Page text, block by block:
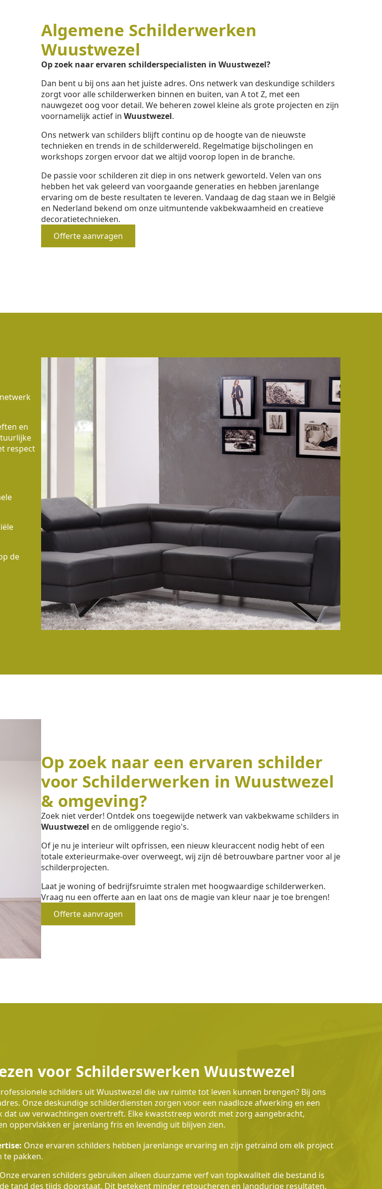
Algemene Schilderwerken
Wuustwezel
Op zoek naar ervaren schilderspecialisten in Wuustwezel?
Dan bent u bij ons aan het juiste adres. Ons netwerk van deskundige schilders
zorgt voor alle schilderwerken binnen en buiten, van A tot Z, met een
nauwgezet oog voor detail. We beheren zowel kleine als grote projecten en zijn
voornamelijk actief in Wuustwezel.
Ons netwerk van schilders blijft continu op de hoogte van de nieuwste
technieken en trends in de schilderwereld. Regelmatige bijscholingen en
workshops zorgen ervoor dat we altijd voorop lopen in de branche.
De passie voor schilderen zit diep in ons netwerk geworteld. Velen van ons
hebben het vak geleerd van voorgaande generaties en hebben jarenlange
ervaring om de beste resultaten te leveren. Vandaag de dag staan we in België
en Nederland bekend om onze uitmuntende vakbekwaamheid en creatieve
decoratietechnieken.
Offerte aanvragen
en
respect
de
Op zoek naar een ervaren schilder
voor Schilderwerken in Wuustwezel
& omgeving?
Zoek niet verder! Ontdek ons toegewijde netwerk van vakbekwame schilders in
Wuustwezel en de omliggende regio's.
Of je nu je interieur wilt opfrissen, een nieuw kleuraccent nodig hebt of een
totale exterieurmake-over overweegt, wij zijn dé betrouwbare partner voor al je
schilderprojecten.
Laat je woning of bedrijfsruimte stralen met hoogwaardige schilderwerken.
Vraag nu een offerte aan en laat ons de magie van kleur naar je toe brengen!
Offerte aanvragen
voor Schilderswerken Wuustwezel
schilders uit Wuustwezel die uw ruimte tot leven kunnen brengen? Bij ons
Onze deskundige schilderdiensten zorgen voor een naadloze afwerking en een
dat uw verwachtingen overtreft. Elke kwaststreep wordt met zorg aangebracht,
oppervlakken er jarenlang fris en levendig uit blijven zien.
Onze ervaren schilders hebben jarenlange ervaring en zijn getraind om elk project
te pakken.
Onze ervaren schilders gebruiken alleen duurzame verf van topkwaliteit die bestand is
tand des tijds doorstaat. Dit betekent minder retoucheren en langdurige resultaten.